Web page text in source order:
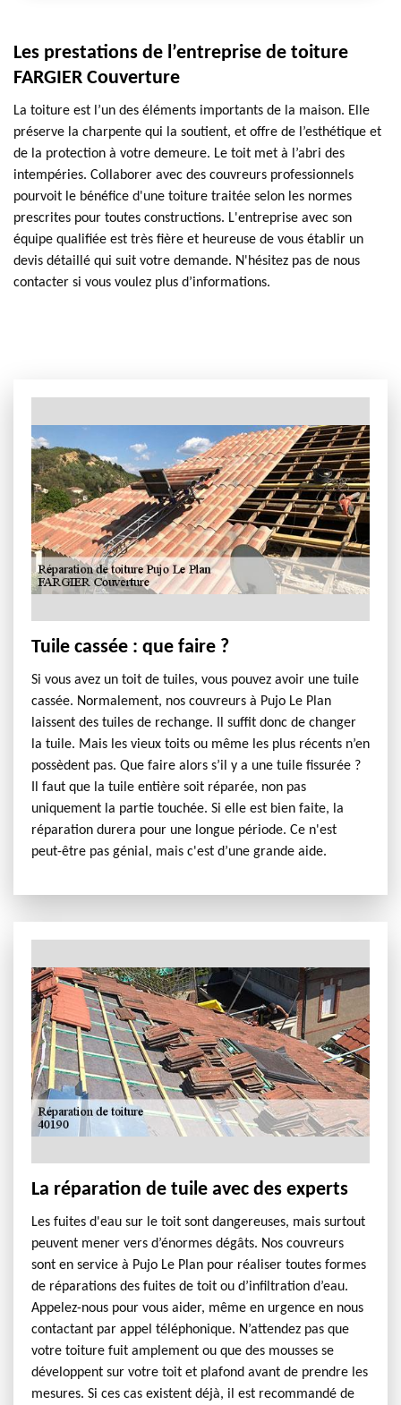
Les prestations de l’entreprise de toiture
FARGIER Couverture
La toiture est l’un des éléments importants de la maison. Elle
préserve la charpente qui la soutient, et offre de l’esthétique et
de la protection à votre demeure. Le toit met à l’abri des
intempéries. Collaborer avec des couvreurs professionnels
pourvoit le bénéfice d'une toiture traitée selon les normes
prescrites pour toutes constructions. L'entreprise avec son
équipe qualifiée est très fière et heureuse de vous établir un
devis détaillé qui suit votre demande. N'hésitez pas de nous
contacter si vous voulez plus d’informations.
Tuile cassée : que faire ?
Si vous avez un toit de tuiles, vous pouvez avoir une tuile
cassée. Normalement, nos couvreurs à Pujo Le Plan
laissent des tuiles de rechange. Il suffit donc de changer
la tuile. Mais les vieux toits ou même les plus récents n’en
possèdent pas. Que faire alors s’il y a une tuile fissurée ?
Il faut que la tuile entière soit réparée, non pas
uniquement la partie touchée. Si elle est bien faite, la
réparation durera pour une longue période. Ce n'est
peut-être pas génial, mais c'est d’une grande aide.
La réparation de tuile avec des experts
Les fuites d'eau sur le toit sont dangereuses, mais surtout
peuvent mener vers d’énormes dégâts. Nos couvreurs
sont en service à Pujo Le Plan pour réaliser toutes formes
de réparations des fuites de toit ou d’infiltration d’eau.
Appelez-nous pour vous aider, même en urgence en nous
contactant par appel téléphonique. N’attendez pas que
votre toiture fuit amplement ou que des mousses se
développent sur votre toit et plafond avant de prendre les
mesures. Si ces cas existent déjà, il est recommandé de